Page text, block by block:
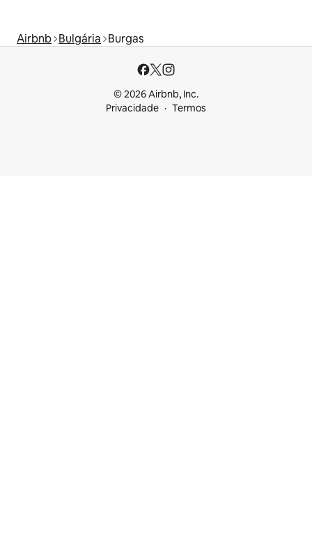
Airbnb Bulgária Burgas
© 2026 Airbnb, Inc.
Privacidade
Termos